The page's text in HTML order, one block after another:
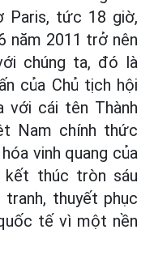
Paris, tức 18 giờ,
năm 2011 trở nên
chúng ta, đó là
của Chủ tịch hội
với cái tên Thành
Nam chính thức
vinh quang của
kết thúc tròn sáu
thuyết phục
tế vì một nền